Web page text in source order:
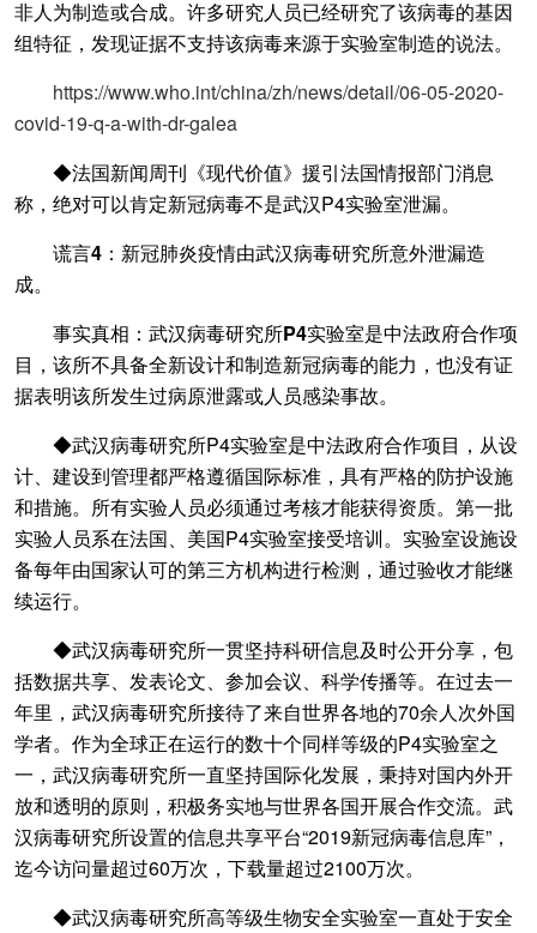
非人为制造或合成。许多研究人员已经研究了该病毒的基因
组特征，发现证据不支持该病毒来源于实验室制造的说法。
https://www.who.int/china/zh/news/detail/06-05-2020-
covid-19-q-a-with-dr-galea
◆法国新闻周刊《现代价值》援引法国情报部门消息
称，绝对可以肯定新冠病毒不是武汉P4实验室泄漏。
谎言4：新冠肺炎疫情由武汉病毒研究所意外泄漏造
成。
事实真相：武汉病毒研究所P4实验室是中法政府合作项
目，该所不具备全新设计和制造新冠病毒的能力，也没有证
据表明该所发生过病原泄露或人员感染事故。
◆武汉病毒研究所P4实验室是中法政府合作项目，从设
计、建设到管理都严格遵循国际标准，具有严格的防护设施
和措施。所有实验人员必须通过考核才能获得资质。第一批
实验人员系在法国、美国P4实验室接受培训。实验室设施设
备每年由国家认可的第三方机构进行检测，通过验收才能继
续运行。
◆武汉病毒研究所一贯坚持科研信息及时公开分享，包
括数据共享、发表论文、参加会议、科学传播等。在过去一
年里，武汉病毒研究所接待了来自世界各地的70余人次外国
学者。作为全球正在运行的数十个同样等级的P4实验室之
一，武汉病毒研究所一直坚持国际化发展，秉持对国内外开
放和透明的原则，积极务实地与世界各国开展合作交流。武
汉病毒研究所设置的信息共享平台“2019新冠病毒信息库”，
迄今访问量超过60万次，下载量超过2100万次。
◆武汉病毒研究所高等级生物安全实验室一直处于安全